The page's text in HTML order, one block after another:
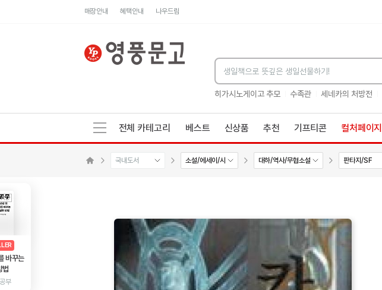
매장안내 혜택안내 나우드림
히가시노게이고 추모 수족관 세네카의 처방전
전체 카테고리 베스트 신상품 추천 기프티콘 컬처페이지
국내도서 소설/에세이/시 대하/역사/무협소설 판타지/SF
AD
바꾸는
법
부